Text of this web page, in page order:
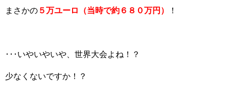
まさかの ５万ユーロ（当時で約６８０万円） ！
･･･いやいやいや、世界大会よね！？
少なくないですか！？